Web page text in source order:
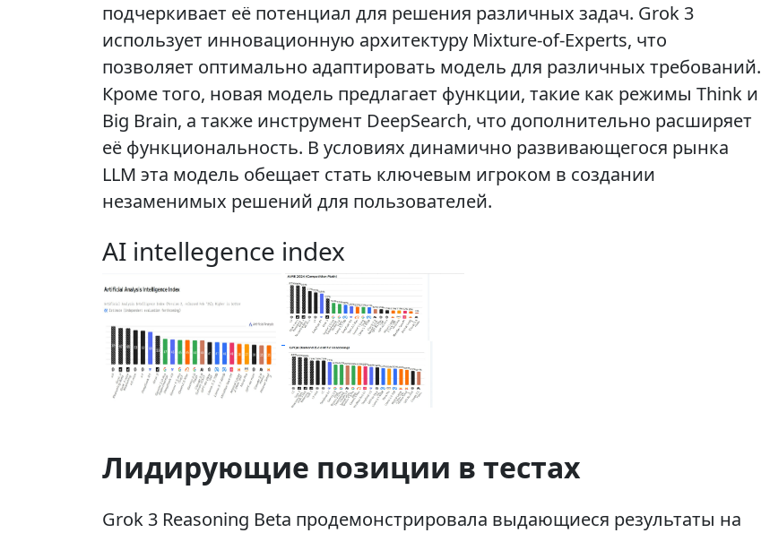
подчеркивает её потенциал для решения различных задач. Grok 3
использует инновационную архитектуру Mixture-of-Experts, что
позволяет оптимально адаптировать модель для различных требований.
Кроме того, новая модель предлагает функции, такие как режимы Think и
Big Brain, а также инструмент DeepSearch, что дополнительно расширяет
её функциональность. В условиях динамично развивающегося рынка
LLM эта модель обещает стать ключевым игроком в создании
незаменимых решений для пользователей.
AI intellegence index
Лидирующие позиции в тестах
Grok 3 Reasoning Beta продемонстрировала выдающиеся результаты на